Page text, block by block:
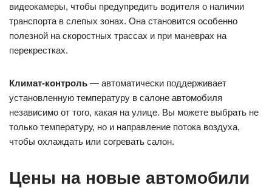
видеокамеры, чтобы предупредить водителя о наличии
транспорта в слепых зонах. Она становится особенно
полезной на скоростных трассах и при маневрах на
перекрестках.
Климат-контроль — автоматически поддерживает
установленную температуру в салоне автомобиля
независимо от того, какая на улице. Вы можете выбрать не
только температуру, но и направление потока воздуха,
чтобы охлаждать или согревать салон.
Цены на новые автомобили